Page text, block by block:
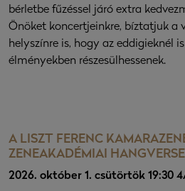
bérletbe fűzéssel járó extra
Önöket koncertjeinkre, bíztatjuk a
helyszínre is, hogy az eddigieknél
élményekben részesülhessenek.
A LISZT FERENC
ZENEAKADÉMIAI
2026. október 1. csütörtök 19:30